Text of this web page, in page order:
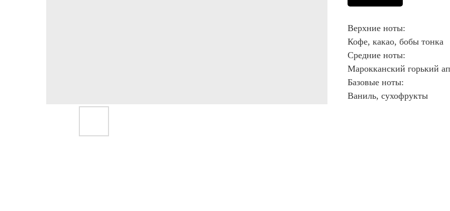
Верхние ноты:
Кофе, какао, бобы тонка
Средние ноты:
Марокканский горький
Базовые ноты:
Ваниль, сухофрукты